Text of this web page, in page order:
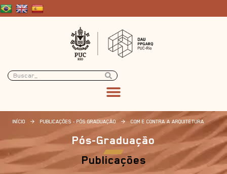
INÍCIO > PUBLICAÇÕES - PÓS GRADUAÇÃO > COM E CONTRA A ARQUITETURA
Pós-Graduação
Publicações